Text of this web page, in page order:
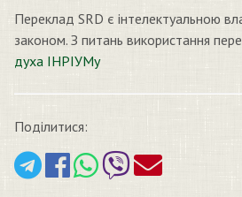
Переклад SRD є інтелектуальною
законом. З питань використання
духа ІНРІУМу
Поділитися: